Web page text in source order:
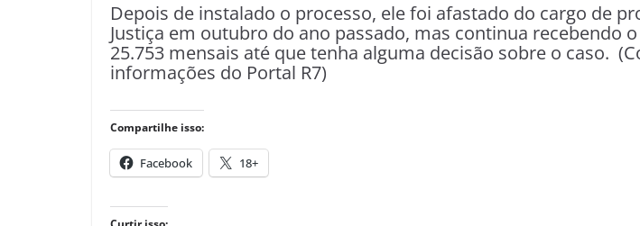
Depois de instalado o processo, ele foi afastado do cargo de
Justiça em outubro do ano passado, mas continua recebendo
25.753 mensais até que tenha alguma decisão sobre o caso.
informações do Portal R7)
Compartilhe isso:
Facebook 18+